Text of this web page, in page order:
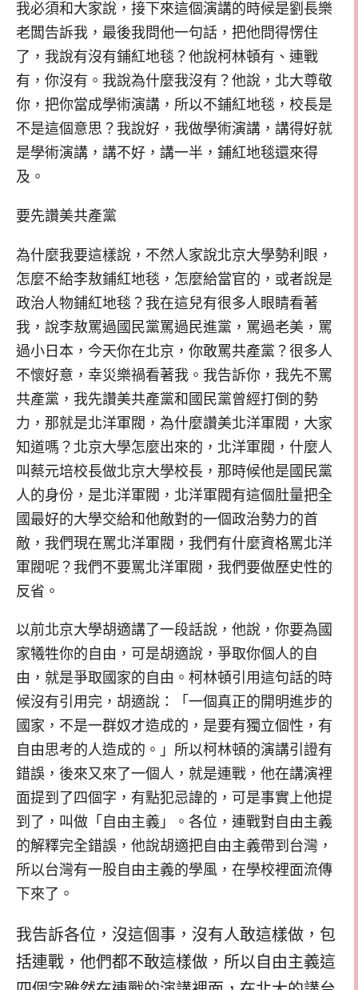
我必須和大家說，接下來這個演講的時候是劉長樂
老闆告訴我，最後我問他一句話，把他問得愣住
了，我說有沒有鋪紅地毯？他說柯林頓有、連戰
有，你沒有。我說為什麼我沒有？他說，北大尊敬
你，把你當成學術演講，所以不鋪紅地毯，校長是
不是這個意思？我說好，我做學術演講，講得好就
是學術演講，講不好，講一半，鋪紅地毯還來得
及。
要先讚美共產黨
為什麼我要這樣說，不然人家說北京大學勢利眼，
怎麼不給李敖鋪紅地毯，怎麼給當官的，或者說是
政治人物鋪紅地毯？我在這兒有很多人眼睛看著
我，說李敖罵過國民黨罵過民進黨，罵過老美，罵
過小日本，今天你在北京，你敢罵共產黨？很多人
不懷好意，幸災樂禍看著我。我告訴你，我先不罵
共產黨，我先讚美共產黨和國民黨曾經打倒的勢
力，那就是北洋軍閥，為什麼讚美北洋軍閥，大家
知道嗎？北京大學怎麼出來的，北洋軍閥，什麼人
叫蔡元培校長做北京大學校長，那時候他是國民黨
人的身份，是北洋軍閥，北洋軍閥有這個肚量把全
國最好的大學交給和他敵對的一個政治勢力的首
敵，我們現在罵北洋軍閥，我們有什麼資格罵北洋
軍閥呢？我們不要罵北洋軍閥，我們要做歷史性的
反省。
以前北京大學胡適講了一段話說，他說，你要為國
家犧牲你的自由，可是胡適說，爭取你個人的自
由，就是爭取國家的自由。柯林頓引用這句話的時
候沒有引用完，胡適說：「一個真正的開明進步的
國家，不是一群奴才造成的，是要有獨立個性，有
自由思考的人造成的。」所以柯林頓的演講引證有
錯誤，後來又來了一個人，就是連戰，他在講演裡
面提到了四個字，有點犯忌諱的，可是事實上他提
到了，叫做「自由主義」。各位，連戰對自由主義
的解釋完全錯誤，他說胡適把自由主義帶到台灣，
所以台灣有一股自由主義的學風，在學校裡面流傳
下來了。
我告訴各位，沒這個事，沒有人敢這樣做，包
括連戰，他們都不敢這樣做，所以自由主義這